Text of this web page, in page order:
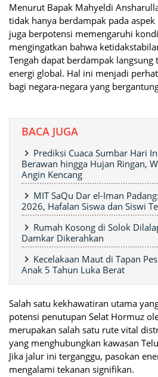
Menurut Bapak Mahyeldi
tidak hanya berdampak pada
juga berpotensi memengaruhi
mengingatkan bahwa
Tengah dapat berdampak
energi global. Hal ini menjadi
bagi negara-negara yang
BACA JUGA
Prediksi Cuaca Sumbar Hari
Berawan hingga Hujan Ringan,
Angin Kencang
MIT SaQu Dar el-Iman
2026, Hafalan Siswa dan Siswi
Rumah Kosong di Solok
Damkar Dikerahkan
Kecelakaan Maut di Tapan
Anak 5 Tahun Luka Berat
Salah satu kekhawatiran utama
potensi penutupan Selat Hormuz
merupakan salah satu rute vital
yang menghubungkan kawasan
Jika jalur ini terganggu, pasokan
mengalami tekanan signifikan.